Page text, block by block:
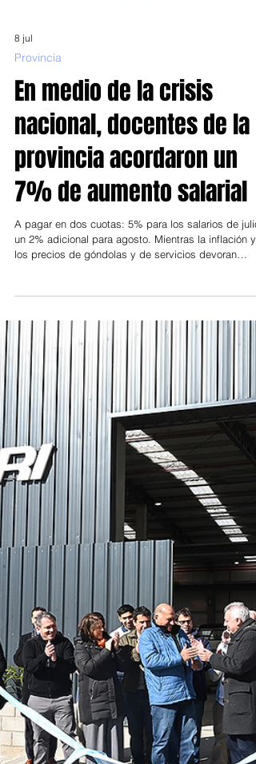
8 jul
En medio de la crisis
provincia acordaron un
7% de aumento salarial
A pagar en dos cuotas: 5% para los salarios de
un 2% adicional para agosto. Mientras la inflación y
los precios de góndolas y de servicios devoran
salarios a partir de las políticas del gobierno
los docentes de la provincia de Buenos Aires
(paritaria de por medio) una mejora salarial del 7%.
esquema de actualización propuesto por la gestión
Axel Kicillof contempla un primer aumento del 5%
para los salarios de julio y un 2% adicional para